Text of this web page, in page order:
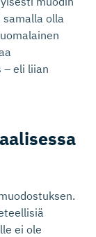
olla
– eli liian
ei ole